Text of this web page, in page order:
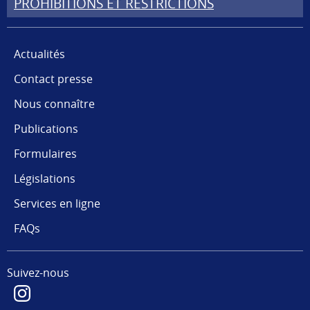
Actualités
Contact presse
Nous connaître
Publications
Formulaires
Législations
Services en ligne
FAQs
Suivez-nous